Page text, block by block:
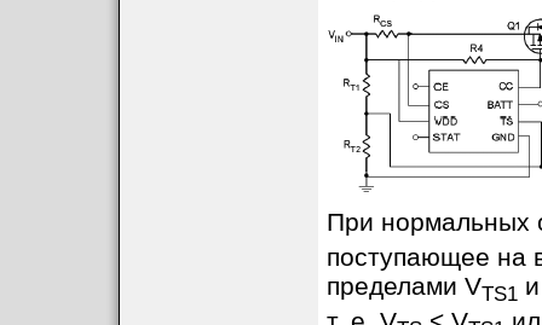
При нормальных
поступающее на
пределами VTS1